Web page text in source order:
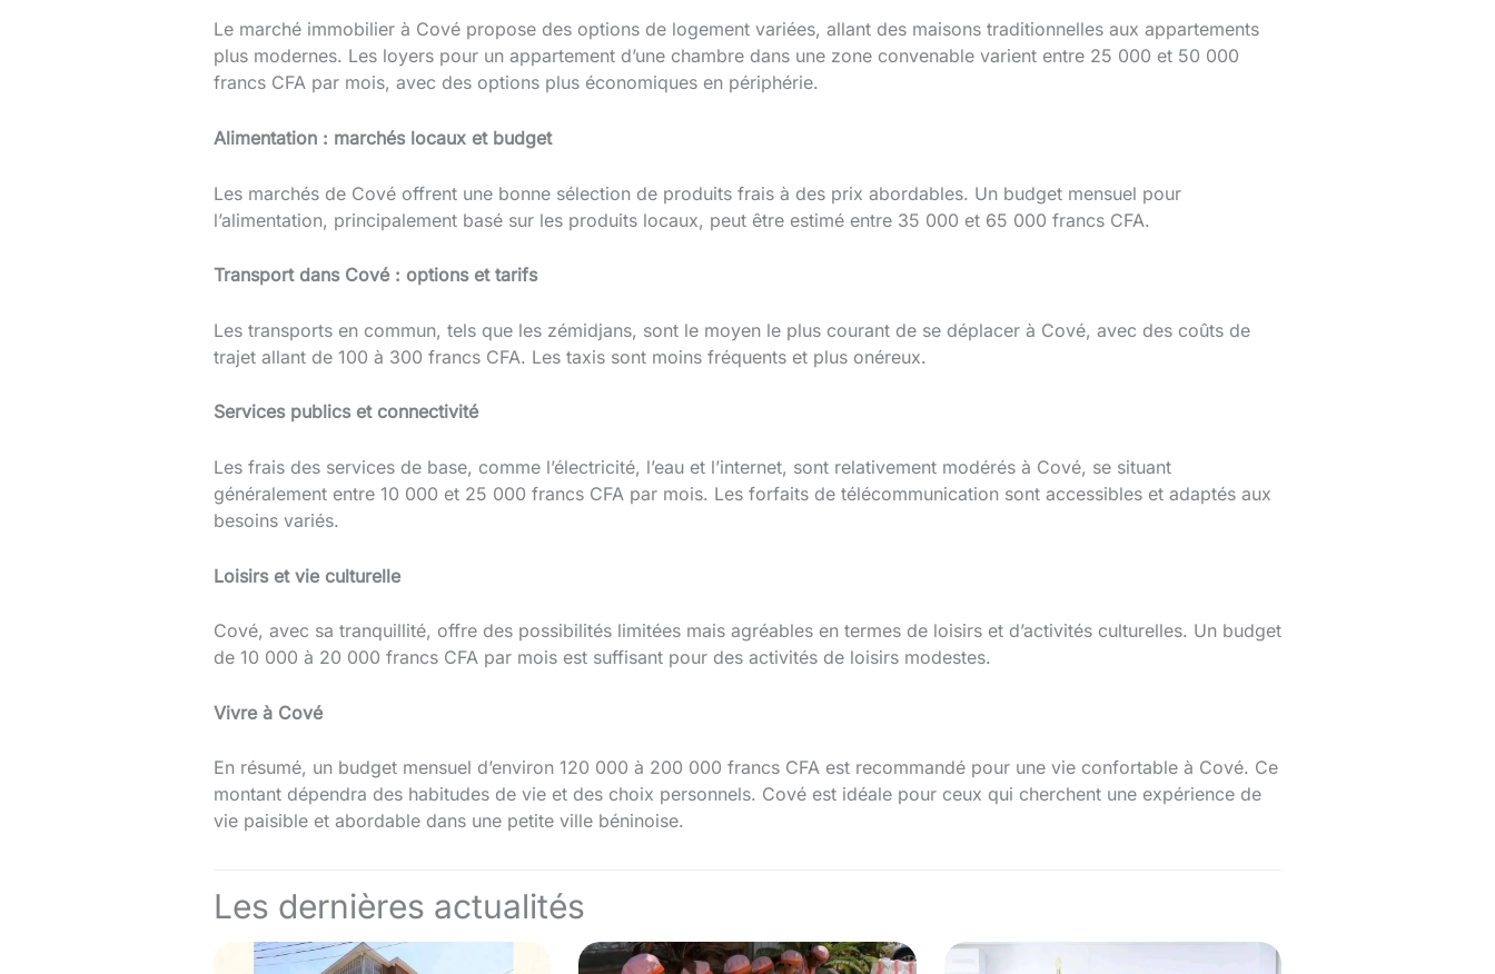
Le marché immobilier à Cové propose des options de logement variées, allant des maisons traditionnelles aux appartements
plus modernes. Les loyers pour un appartement d’une chambre dans une zone convenable varient entre 25 000 et 50 000
francs CFA par mois, avec des options plus économiques en périphérie.
Alimentation : marchés locaux et budget
Les marchés de Cové offrent une bonne sélection de produits frais à des prix abordables. Un budget mensuel pour
l’alimentation, principalement basé sur les produits locaux, peut être estimé entre 35 000 et 65 000 francs CFA.
Transport dans Cové : options et tarifs
Les transports en commun, tels que les zémidjans, sont le moyen le plus courant de se déplacer à Cové, avec des coûts de
trajet allant de 100 à 300 francs CFA. Les taxis sont moins fréquents et plus onéreux.
Services publics et connectivité
Les frais des services de base, comme l’électricité, l’eau et l’internet, sont relativement modérés à Cové, se situant
généralement entre 10 000 et 25 000 francs CFA par mois. Les forfaits de télécommunication sont accessibles et adaptés aux
besoins variés.
Loisirs et vie culturelle
Cové, avec sa tranquillité, offre des possibilités limitées mais agréables en termes de loisirs et d’activités culturelles. Un budget
de 10 000 à 20 000 francs CFA par mois est suffisant pour des activités de loisirs modestes.
Vivre à Cové
En résumé, un budget mensuel d’environ 120 000 à 200 000 francs CFA est recommandé pour une vie confortable à Cové. Ce
montant dépendra des habitudes de vie et des choix personnels. Cové est idéale pour ceux qui cherchent une expérience de
vie paisible et abordable dans une petite ville béninoise.
Les dernières actualités